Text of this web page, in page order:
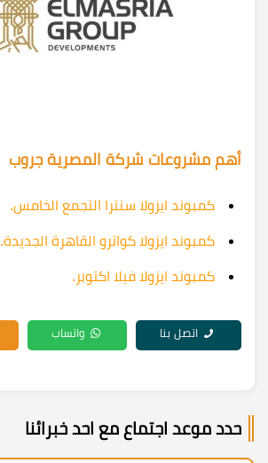
أهم مشروعات شركة المصرية جروب
كمبوند ايزولا سنترا التجمع الخامس.
كمبوند ايزولا كواترو القاهرة الجديدة.
كمبوند ايزولا فيلا اكتوبر.
اتصل بنا واتساب
حدد موعد اجتماع مع احد خبرائنا